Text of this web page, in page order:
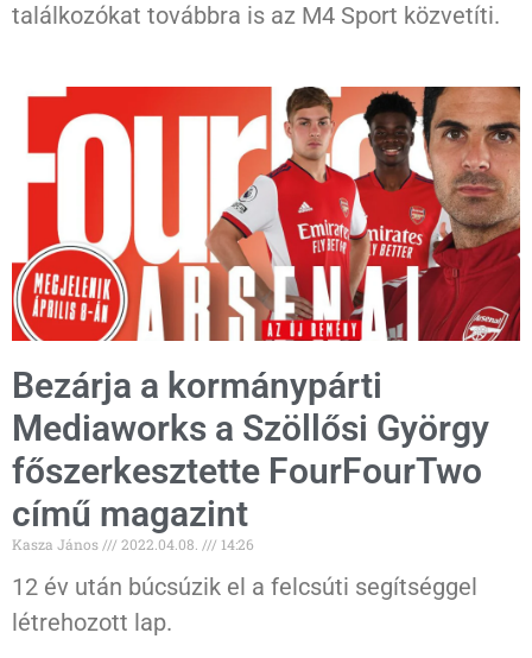
találkozókat továbbra is az M4 Sport közvetíti.
Bezárja a kormánypárti
Mediaworks a Szöllősi György
főszerkesztette FourFourTwo
című magazint
Kasza János 2022.04.08. 14:26
12 év után búcsúzik el a felcsúti segítséggel
létrehozott lap.